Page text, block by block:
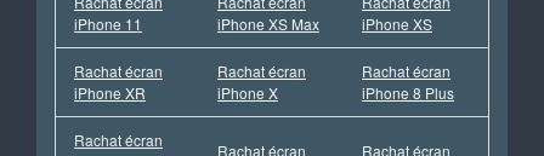
iPhone 11
iPhone XS Max
iPhone XS
Rachat écran
iPhone XR
Rachat écran
iPhone X
Rachat écran
iPhone 8 Plus
Rachat écran
Rachat écran Rachat écran